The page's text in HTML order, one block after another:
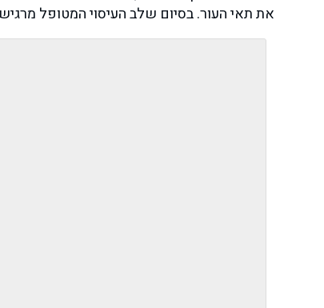
את תאי העור. בסיום שלב העיסוי המטופל מרגיש